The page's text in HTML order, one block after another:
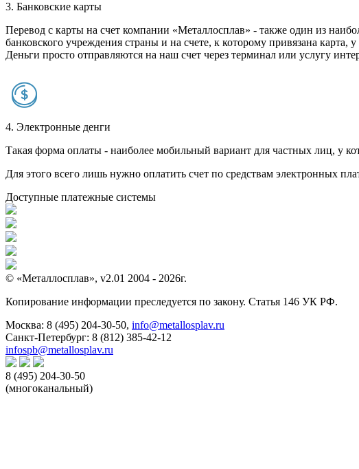
3. Банковские карты
Перевод с карты на счет компании «Металлосплав» - также один из
банковского учреждения страны и на счете, к которому привязана
Деньги просто отправляются на наш счет через терминал или услугу
4. Электронные денги
Такая форма оплаты - наиболее мобильный вариант для частных лиц, у
Для этого всего лишь нужно оплатить счет по средствам электронных
Доступные платежные системы
© «Металлосплав», v2.01 2004 - 2026г.
Копирование информации преследуется по закону. Статья 146 УК РФ.
Москва: 8 (495) 204-30-50, info@metallosplav.ru
Санкт-Петербург: 8 (812) 385-42-12
infospb@metallosplav.ru
8 (495) 204-30-50
(многоканальный)